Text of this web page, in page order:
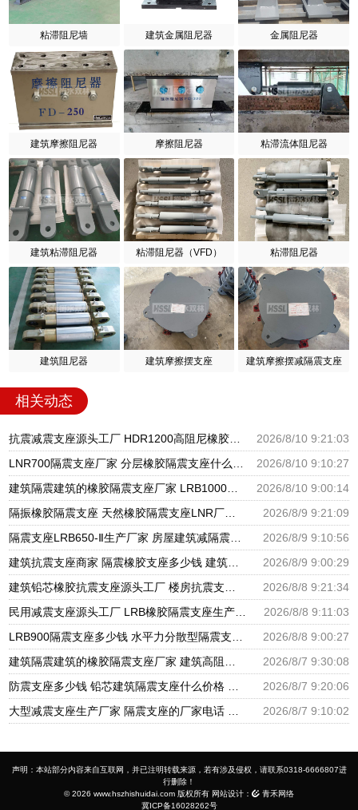
粘滞阻尼墙 建筑金属阻尼器 金属阻尼器
建筑摩擦阻尼器 摩擦阻尼器 粘滞流体阻尼器
建筑粘滞阻尼器 粘滞阻尼器（VFD） 粘滞阻尼器
建筑阻尼器 建筑摩擦摆支座 建筑摩擦摆减隔震支座
相关动态
2026/8/10 9:21:03
2026/8/10 9:10:27
2026/8/10 9:00:14
2026/8/9 9:21:09
2026/8/9 9:10:56
2026/8/9 9:00:29
2026/8/8 9:21:34
2026/8/8 9:11:03
2026/8/8 9:00:27
2026/8/7 9:30:08
2026/8/7 9:20:06
2026/8/7 9:10:02
声明：本站部分内容来自互联网，并已注明转载来源，若有涉及侵权，请联系0318-6666807进
行删除！
© 2026 www.hszhishuidai.com 版权所有 网站设计：
青禾网络
冀ICP备16028262号